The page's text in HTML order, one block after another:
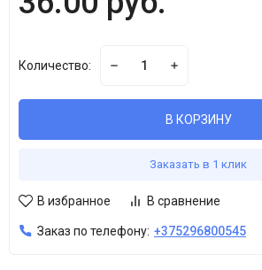
Количество:
В КОРЗИНУ
Заказать в 1 клик
В избранное В сравнение
Заказ по телефону: +375296800545